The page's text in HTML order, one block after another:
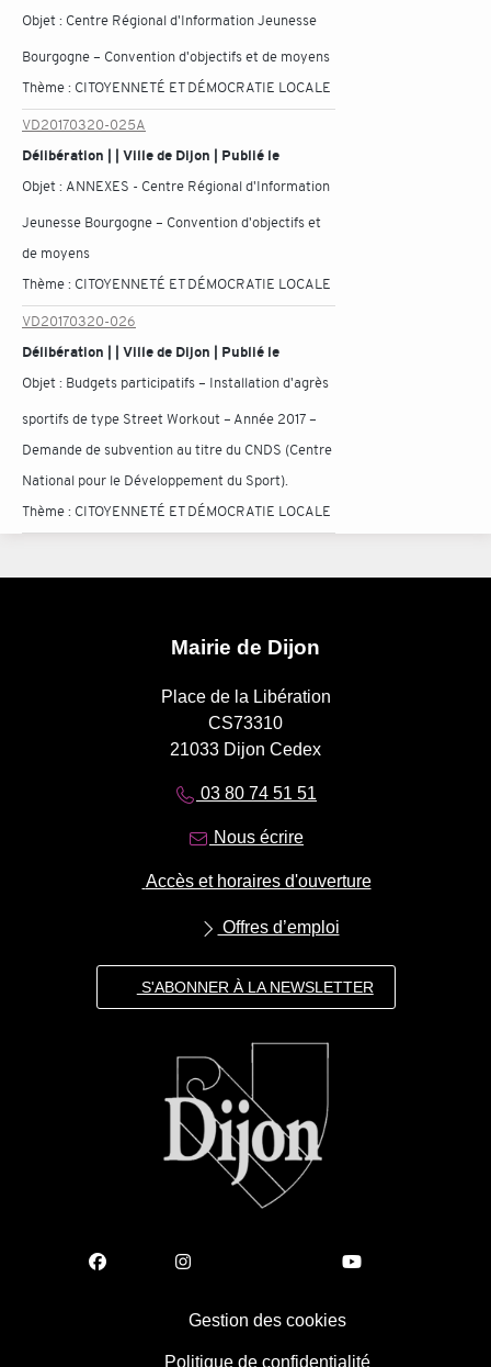
Objet : Centre Régional d'Information Jeunesse
Bourgogne – Convention d'objectifs et de moyens
Thème : CITOYENNETÉ ET DÉMOCRATIE LOCALE
VD20170320-025A
Délibération | | Ville de Dijon | Publié le
Objet : ANNEXES - Centre Régional d'Information
Jeunesse Bourgogne – Convention d'objectifs et
de moyens
Thème : CITOYENNETÉ ET DÉMOCRATIE LOCALE
VD20170320-026
Délibération | | Ville de Dijon | Publié le
Objet : Budgets participatifs – Installation d'agrès
sportifs de type Street Workout – Année 2017 –
Demande de subvention au titre du CNDS (Centre
National pour le Développement du Sport).
Thème : CITOYENNETÉ ET DÉMOCRATIE LOCALE
Mairie de Dijon
Place de la Libération
CS73310
21033 Dijon Cedex
03 80 74 51 51
Nous écrire
Accès et horaires d'ouverture
Offres d’emploi
S'ABONNER À LA NEWSLETTER
Gestion des cookies
Politique de confidentialité